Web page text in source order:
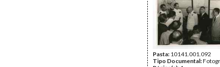
Pasta: 10141.001.092
Tipo Documental: